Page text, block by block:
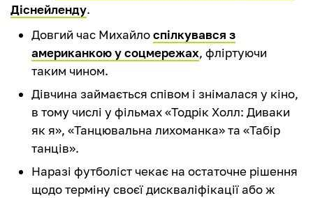
Діснейленду.
Довгий час Михайлоспілкувався з
американкою у соцмережах, фліртуючи
таким чином.
Дівчина займається співом і знімалася у кіно,
в тому числі у фільмах «Тодрік Холл: Диваки
як я», «Танцювальна лихоманка» та «Табір
танців».
Наразі футболіст чекає на остаточне рішення
щодо терміну своєї дискваліфікації або ж